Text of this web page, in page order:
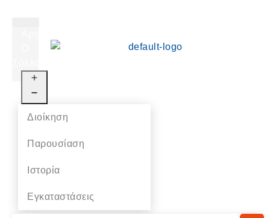
Διοίκηση
Παρουσίαση
Ιστορία
Εγκαταστάσεις